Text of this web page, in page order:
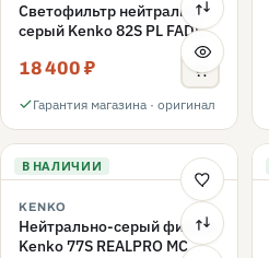
Светофильтр нейтрально-
серый Kenko 82S PL FADER
с переменной плотностью
ND3-ND400 82mm
18 400 ₽
Гарантия магазина · оригинал
В НАЛИЧИИ
KENKO
Нейтрально-серый фильтр
Kenko 77S REALPRO MC